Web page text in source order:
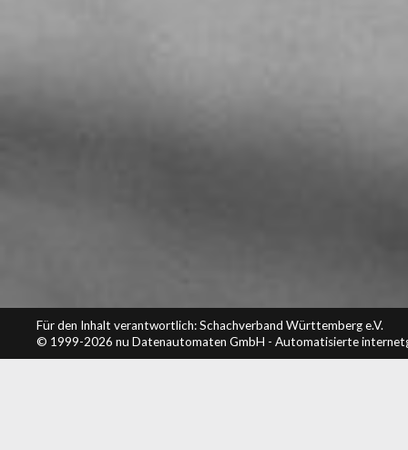
Für den Inhalt verantwortlich: Schachverband Württemberg e.V.
© 1999-2026 nu Datenautomaten GmbH - Automatisierte